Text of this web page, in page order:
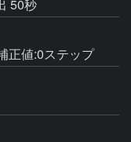
50秒
正値:0ステップ